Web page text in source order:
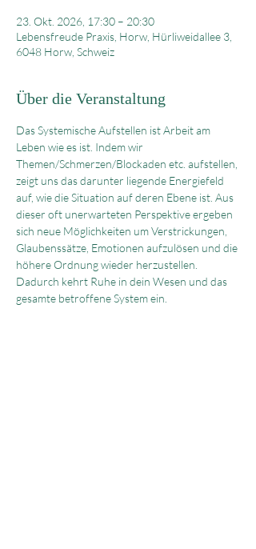
23. Okt. 2026, 17:30 – 20:30
Lebensfreude Praxis, Horw, Hürliweidallee 3,
6048 Horw, Schweiz
Über die Veranstaltung
Das Systemische Aufstellen ist Arbeit am
Leben wie es ist. Indem wir
Themen/Schmerzen/Blockaden etc. aufstellen,
zeigt uns das darunter liegende Energiefeld
auf, wie die Situation auf deren Ebene ist. Aus
dieser oft unerwarteten Perspektive ergeben
sich neue Möglichkeiten um Verstrickungen,
Glaubenssätze, Emotionen aufzulösen und die
höhere Ordnung wieder herzustellen.
Dadurch kehrt Ruhe in dein Wesen und das
gesamte betroffene System ein.